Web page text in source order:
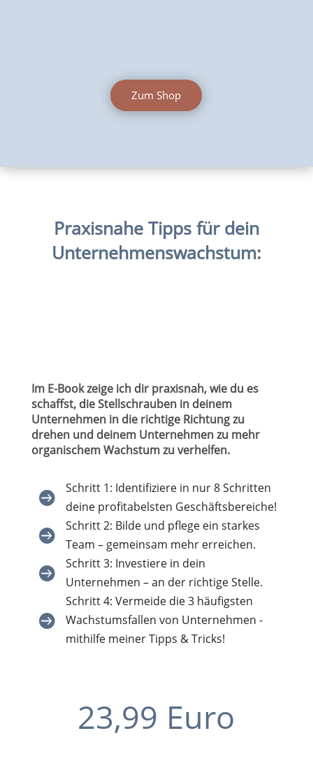
Zum Shop
Praxisnahe Tipps für dein
Unternehmenswachstum:
Im E-Book zeige ich dir praxisnah, wie du es
schaffst, die Stellschrauben in deinem
Unternehmen in die richtige Richtung zu
drehen und deinem Unternehmen zu mehr
organischem Wachstum zu verhelfen.

Schritt 1: Identifiziere in nur 8 Schritten
deine profitabelsten Geschäftsbereiche!

Schritt 2: Bilde und pflege ein starkes
Team – gemeinsam mehr erreichen.

Schritt 3: Investiere in dein
Unternehmen – an der richtige Stelle.

Schritt 4: Vermeide die 3 häufigsten
Wachstumsfallen von Unternehmen -
mithilfe meiner Tipps & Tricks!
23,99 Euro